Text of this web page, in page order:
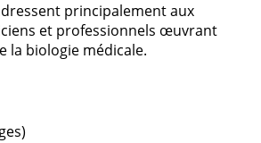
principalement aux
et professionnels œuvrant
la biologie médicale.